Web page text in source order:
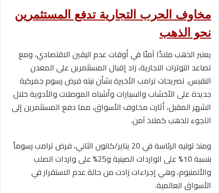
مخاوف الحرب التجارية تدفع المستثمرين
نحو الذهب
يعتبر الذهب ملاذًا آمنًا في أوقات عدم اليقين الاقتصادي، ومع
تصاعد التوترات التجارية، زاد إقبال المستثمرين على المعدن
النفيس. تصريحات ترامب الأخيرة بشأن نيته فرض رسوم جمركية
جديدة على الأخشاب والسيارات وأشباه الموصلات والأدوية خلال
الشهر المقبل، أثارت مخاوف الأسواق، مما دفع المستثمرين إلى
اللجوء للذهب كملاذ آمن.
ومنذ توليه الرئاسة في 20 يناير/كانون الثاني، فرض ترامب رسوماً
بنسبة 10% على الواردات الصينية و25% على واردات الصلب
والألمنيوم، وهي إجراءات زادت من حالة عدم الاستقرار في
الأسواق العالمية.